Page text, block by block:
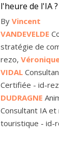
l'heure de l'IA ?
By Vincent
VANDEVELDE
stratégie de
rezo,
VIDAL
Certifiée - id-
DUDRAGNE
Consultant IA
touristique - id-